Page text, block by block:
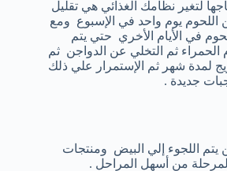
لتغير نظامك الغذائي هي تقليل
اللحوم يوم واحد في الإسبوع ومع
في الأيام الأخري حتي يتم
الحمراء ثم التخلي عن الدواجن ثم
لمدة شهر ثم الإستمرار علي ذلك
جديدة .
يتم اللجوء إلي البيض ومنتجات
من أسهل المراحل .